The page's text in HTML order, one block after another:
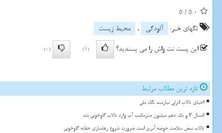
5.0
/
5
تگهای خبر:
آلودگی ,
محیط زیست
این پست نت واش را می پسندید؟
(1)
(0)
تازه ترین مطالب مرتبط
احیای تالاب انزلی نیازمند نگاه ملی
امسال ۲ و یک دهم میلیون مترمکعب آب وارد تالاب گاوخونی شد
تالاب نبض سلامت حوضه آبریز است ضرورت شروع رهاسازی حقابه گاوخونی